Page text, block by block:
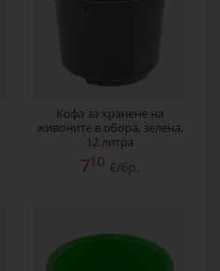
Kофа за хранене на
живоните в обора, зелена,
12 литра
710 €/бр.